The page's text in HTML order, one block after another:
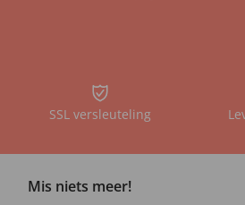
SSL versleuteling
Mis niets meer!